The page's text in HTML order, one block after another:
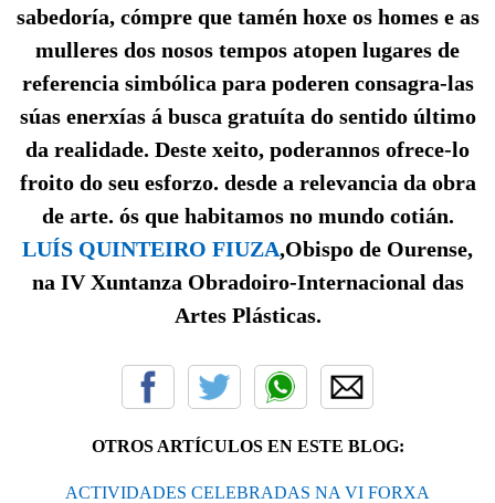
sabedoría, cómpre que tamén hoxe os homes e as
mulleres dos nosos tempos atopen lugares de
referencia simbólica para poderen consagra-las
súas enerxías á busca gratuíta do sentido último
da realidade. Deste xeito, poderannos ofrece-lo
froito do seu esforzo. desde a relevancia da obra
de arte. ós que habitamos no mundo cotián.
LUÍS QUINTEIRO FIUZA,Obispo de Ourense,
na IV Xuntanza Obradoiro-Internacional das
Artes Plásticas.
OTROS ARTÍCULOS EN ESTE BLOG:
ACTIVIDADES CELEBRADAS NA VI FORXA